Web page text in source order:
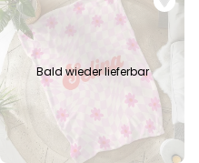
Bald wieder lieferbar